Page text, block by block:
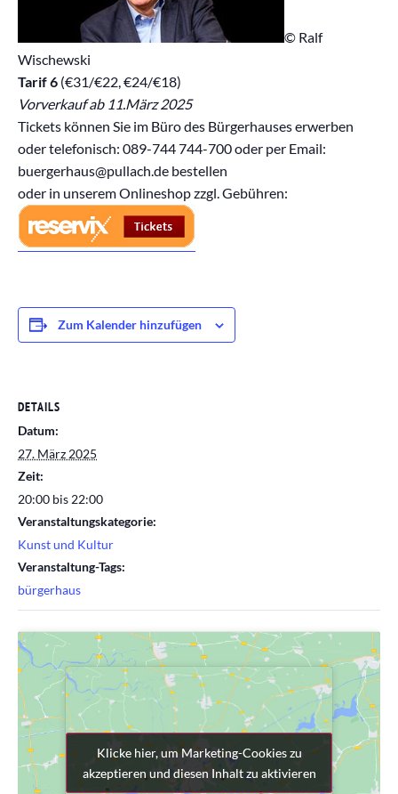
© Ralf
Wischewski
Tarif 6 (€31/€22, €24/€18)
Vorverkauf ab 11.März 2025
Tickets können Sie im Büro des Bürgerhauses erwerben
oder telefonisch: 089-744 744-700 oder per Email:
buergerhaus@pullach.de bestellen
oder in unserem Onlineshop zzgl. Gebühren:
Zum Kalender hinzufügen
DETAILS
Datum:
27. März 2025
Zeit:
20:00 bis 22:00
Veranstaltungskategorie:
Kunst und Kultur
Veranstaltung-Tags:
bürgerhaus
Klicke hier, um Marketing-Cookies zu
akzeptieren und diesen Inhalt zu aktivieren
Klicke hier, um Marketing-Cookies zu
akzeptieren und diesen Inhalt zu aktivieren